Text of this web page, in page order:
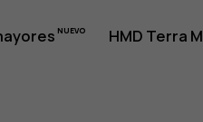
HMD Terra M